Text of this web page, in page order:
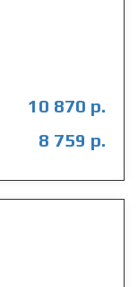
10 870 р.
8 759 р.